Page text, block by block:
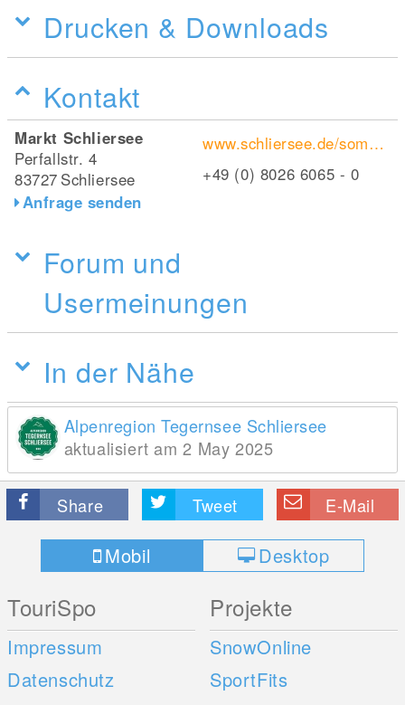
Drucken & Downloads
Kontakt
Markt Schliersee
Perfallstr. 4
83727 Schliersee
Anfrage senden
www.schliersee.de/sommer/
+49 (0) 8026 6065 - 0
Forum und
Usermeinungen
In der Nähe
Alpenregion Tegernsee Schliersee
aktualisiert am 2 May 2025
Share Tweet E-Mail
Mobil Desktop
TouriSpo
Impressum
Datenschutz
Projekte
SnowOnline
SportFits